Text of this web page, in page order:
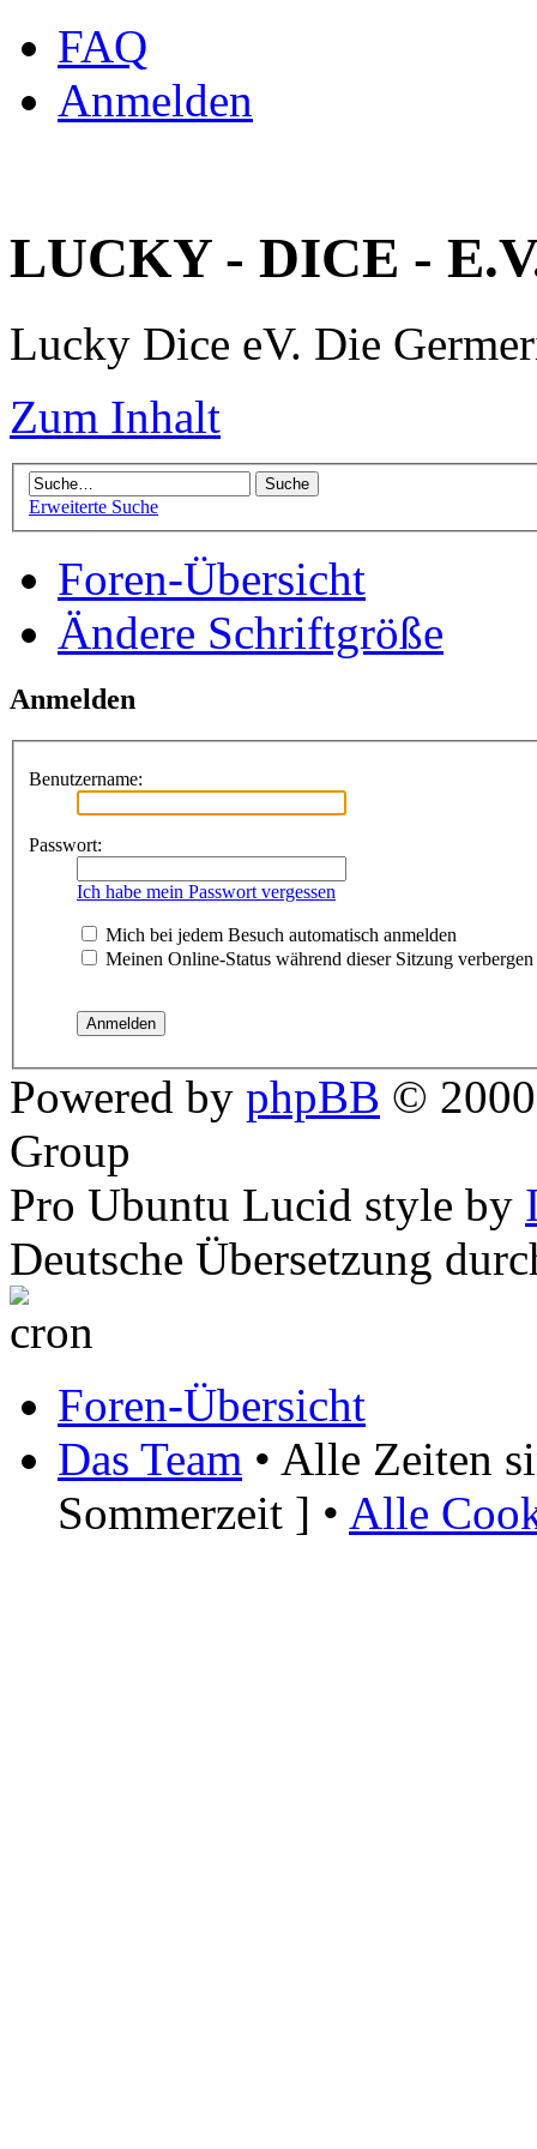
FAQ
Anmelden
LUCKY - DICE -
Lucky Dice eV. Die
Zum Inhalt
Erweiterte Suche
Foren-Übersicht
Ändere Schriftgröße
Anmelden
Benutzername:
Passwort:
Ich habe mein Passwort vergessen
Mich bei jedem Besuch automatisch anmelden
Meinen Online-Status während dieser Sitzung verbergen
Powered by phpBB ©
Group
Pro Ubuntu Lucid style by
Deutsche Übersetzung
Foren-Übersicht
Das Team • Alle Zeiten
Sommerzeit ] • Alle